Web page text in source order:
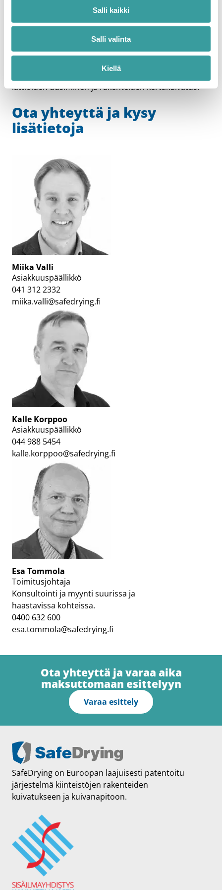
Salli kaikki
Salli valinta
Kiellä
korjaaminen onnistuu SafeDryingin avulla erittäin
kustannustehokkaasti ja varmasti.
Tyypillisiä SafeDrying-kohteita ovat kiinteistöt, joissa
on jo tuloksetta kokeiltu perinteisiä korjaustapoja.
lattioiden uusiminen ja rakenteiden kertakuivatus.
Ota yhteyttä ja kysy
lisätietoja
Miika Valli
Asiakkuuspäällikkö
041 312 2332
miika.valli@safedrying.fi
Kalle Korppoo
Asiakkuuspäällikkö
044 988 5454
kalle.korppoo@safedrying.fi
Esa Tommola
Toimitusjohtaja
Konsultointi ja myynti suurissa ja
haastavissa kohteissa.
0400 632 600
esa.tommola@safedrying.fi
Ota yhteyttä ja varaa aika
maksuttomaan esittelyyn
Varaa esittely
SafeDrying on Euroopan laajuisesti patentoitu
järjestelmä kiinteistöjen rakenteiden
kuivatukseen ja kuivanapitoon.